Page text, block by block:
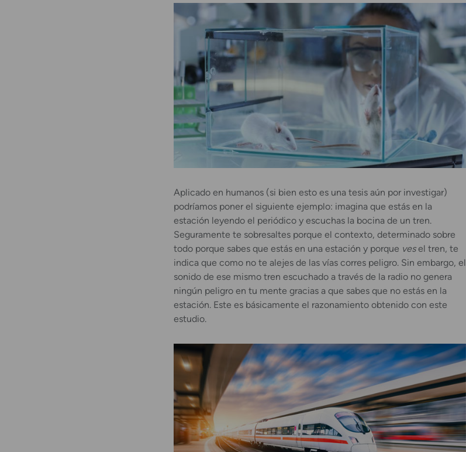
Aplicado en humanos (si bien esto es una tesis aún por investigar)
podríamos poner el siguiente ejemplo: imagina que estás en la
estación leyendo el periódico y escuchas la bocina de un tren.
Seguramente te sobresaltes porque el contexto, determinado sobre
todo porque sabes que estás en una estación y porque vesel tren, te
indica que como no te alejes de las vías corres peligro. Sin embargo, el
sonido de ese mismo tren escuchado a través de la radio no genera
ningún peligro en tu mente gracias a que sabes que no estás en la
estación. Este es básicamente el razonamiento obtenido con este
estudio.